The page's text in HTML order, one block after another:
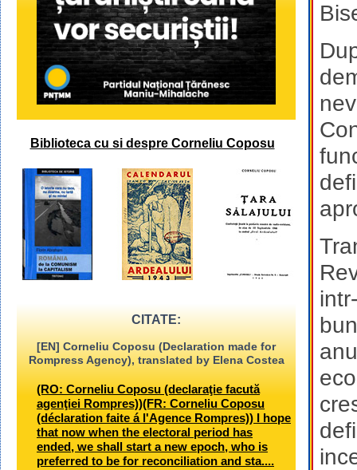
Biblioteca cu si despre Corneliu Coposu
CITATE:
[EN] Corneliu Coposu (Declaration made for
Rompress Agency), translated by Elena Costea
(RO: Corneliu Coposu (declaraţie facută
agenţiei Rompres))(FR: Corneliu Coposu
(déclaration faite á l'Agence Rompres)) I hope
that now when the electoral period has
ended, we shall start a new epoch, who is
preferred to be for reconciliation and sta....